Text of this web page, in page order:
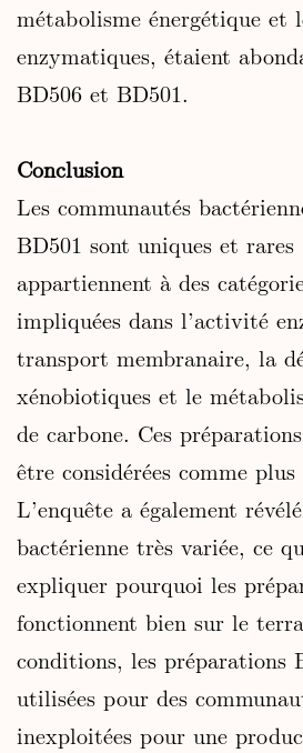
métabolisme énergétique et
enzymatiques, étaient
BD506 et BD501.
Conclusion
Les communautés
BD501 sont uniques et rares
appartiennent à des
impliquées dans l’activité
transport membranaire, la
xénobiotiques et le
de carbone. Ces
être considérées comme plus
L’enquête a également
bactérienne très variée, ce
expliquer pourquoi les
fonctionnent bien sur le
conditions, les préparations
utilisées pour des
inexploitées pour une